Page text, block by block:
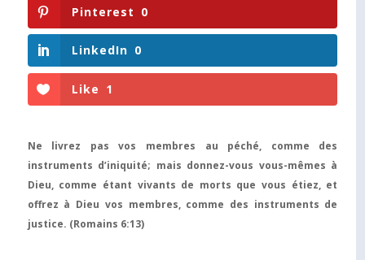
Pinterest 0
LinkedIn 0
Like 1
Ne livrez pas vos membres au péché, comme des
instruments d’iniquité; mais donnez-vous vous-mêmes à
Dieu, comme étant vivants de morts que vous étiez, et
offrez à Dieu vos membres, comme des instruments de
justice. (Romains 6:13)